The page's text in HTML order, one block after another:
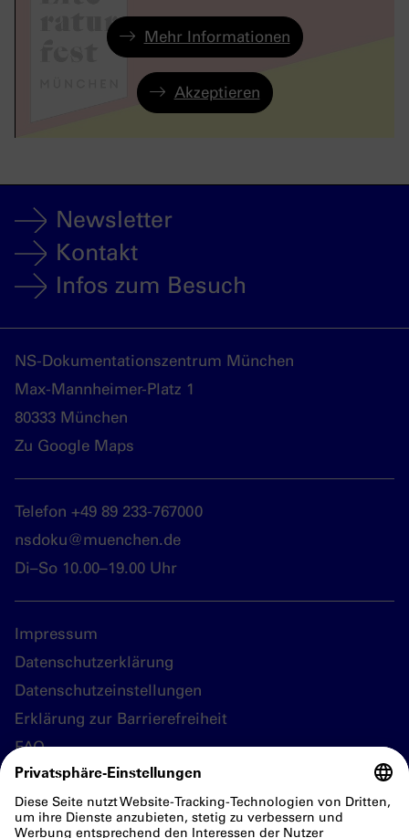
Mehr Informationen
Akzeptieren
Newsletter
Kontakt
Infos zum Besuch
NS-Dokumentationszentrum München
Max-Mannheimer-Platz 1
80333 München
Zu Google Maps
Telefon +49 89 233-767000
nsdoku@muenchen.de
Di–So 10.00–19.00 Uhr
Impressum
Datenschutzerklärung
Datenschutzeinstellungen
Erklärung zur Barrierefreiheit
FAQ
Folgen Sie uns